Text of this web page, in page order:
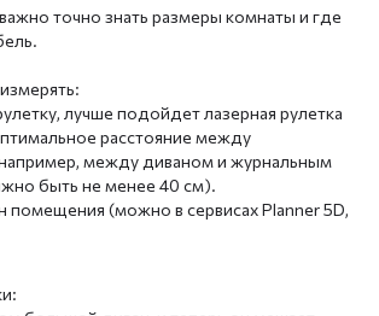
точно знать размеры комнаты и где
лучше подойдет лазерная рулетка
расстояние между
между диваном и журнальным
быть не менее 40 см).
помещения (можно в сервисах Planner 5D,